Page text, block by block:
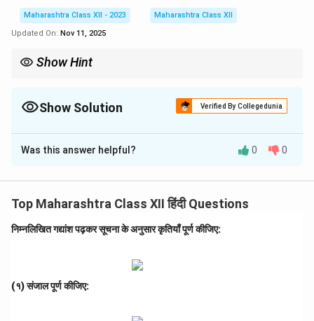
Maharashtra Class XII - 2023
Maharashtra Class XII
Updated On: Nov 11, 2025
Show Hint
Show Solution Verified By Collegedunia
Solution and Explanation
(१) उत्तर:
(ii) हर एक राही को भटककर मिलती है:मंजिल(राही का भटकना मंजिल
की खोज को दर्शाता है)।
(iv) यह आदर्श नहीं हो सकती है:
है)।
Was this answer helpful? 0 0
Top Maharashtra Class XII हिंदी Questions
निम्नलिखित गद्यांश पढ़कर सूचना के अनुसार कृतियाँ पूर्ण कीजिए:
(१) संजाल पूर्ण कीजिए: